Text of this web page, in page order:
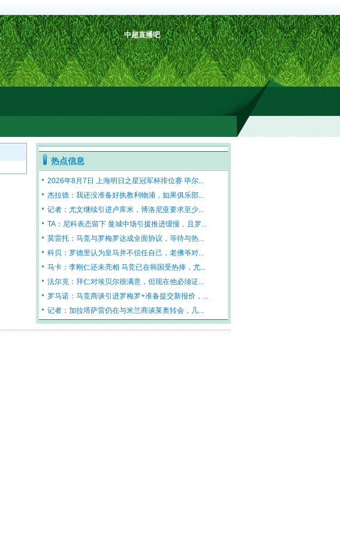
中超直播吧
热点信息
2026年8月7日 上海明日之星冠军杯排位赛 毕尔...
杰拉德：我还没准备好执教利物浦，如果俱乐部...
记者：尤文继续引进卢库米，博洛尼亚要求至少...
TA：尼科表态留下 曼城中场引援推进缓慢，且罗...
莫雷托：马竞与罗梅罗达成全面协议，等待与热...
科贝：罗德里认为皇马并不信任自己，老佛爷对...
马卡：李刚仁还未亮相 马竞已在韩国受热捧，尤...
法尔克：拜仁对埃贝尔很满意，但现在他必须证...
罗马诺：马竞商谈引进罗梅罗+准备提交新报价，...
记者：加拉塔萨雷仍在与米兰商谈莱奥转会，几...